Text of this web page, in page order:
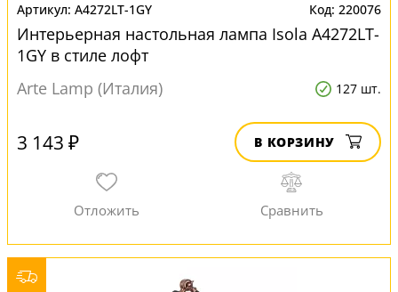
A4272LT-1GY 220076
Интерьерная настольная лампа Isola A4272LT-
1GY в стиле лофт
Arte Lamp (Италия)
127 шт.
3 143 ₽ В КОРЗИНУ